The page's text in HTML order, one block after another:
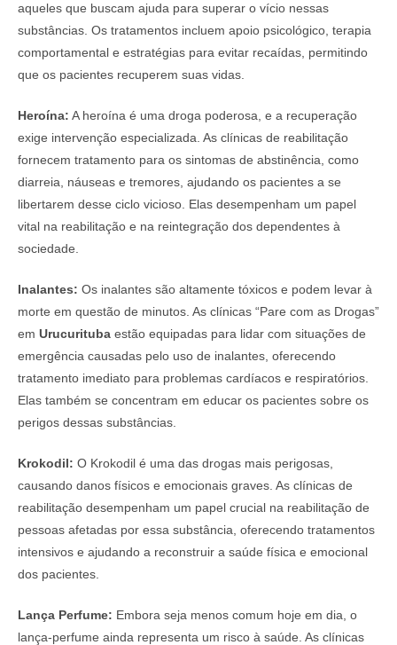
aqueles que buscam ajuda para superar o vício nessas
substâncias. Os tratamentos incluem apoio psicológico, terapia
comportamental e estratégias para evitar recaídas, permitindo
que os pacientes recuperem suas vidas.
Heroína: A heroína é uma droga poderosa, e a recuperação
exige intervenção especializada. As clínicas de reabilitação
fornecem tratamento para os sintomas de abstinência, como
diarreia, náuseas e tremores, ajudando os pacientes a se
libertarem desse ciclo vicioso. Elas desempenham um papel
vital na reabilitação e na reintegração dos dependentes à
sociedade.
Inalantes: Os inalantes são altamente tóxicos e podem levar à
morte em questão de minutos. As clínicas “Pare com as Drogas”
em Urucurituba estão equipadas para lidar com situações de
emergência causadas pelo uso de inalantes, oferecendo
tratamento imediato para problemas cardíacos e respiratórios.
Elas também se concentram em educar os pacientes sobre os
perigos dessas substâncias.
Krokodil: O Krokodil é uma das drogas mais perigosas,
causando danos físicos e emocionais graves. As clínicas de
reabilitação desempenham um papel crucial na reabilitação de
pessoas afetadas por essa substância, oferecendo tratamentos
intensivos e ajudando a reconstruir a saúde física e emocional
dos pacientes.
Lança Perfume: Embora seja menos comum hoje em dia, o
lança-perfume ainda representa um risco à saúde. As clínicas